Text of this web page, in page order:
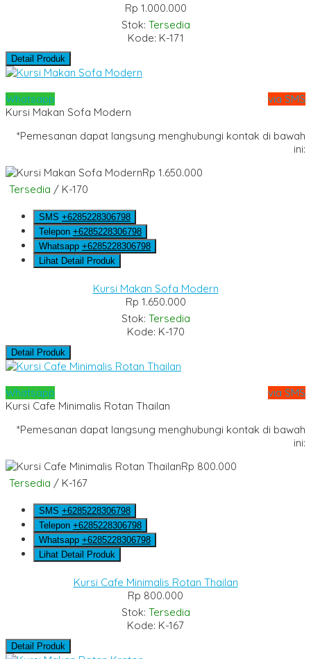
Rp 1.000.000
Stok: Tersedia
Kode: K-171
Detail Produk
Whatsapp
via SMS
Kursi Makan Sofa Modern
*Pemesanan dapat langsung menghubungi kontak di bawah
ini:
Rp 1.650.000
Tersedia / K-170
SMS +6285228306798
Telepon +6285228306798
Whatsapp +6285228306798
Lihat Detail Produk
Kursi Makan Sofa Modern
Rp 1.650.000
Stok: Tersedia
Kode: K-170
Detail Produk
Whatsapp
via SMS
Kursi Cafe Minimalis Rotan Thailan
*Pemesanan dapat langsung menghubungi kontak di bawah
ini:
Rp 800.000
Tersedia / K-167
SMS +6285228306798
Telepon +6285228306798
Whatsapp +6285228306798
Lihat Detail Produk
Kursi Cafe Minimalis Rotan Thailan
Rp 800.000
Stok: Tersedia
Kode: K-167
Detail Produk